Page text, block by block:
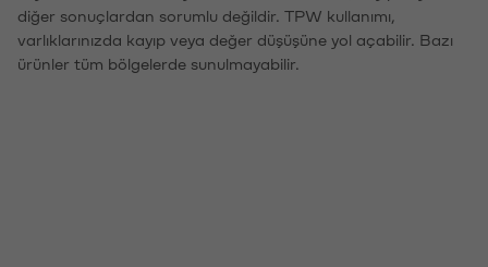
diğer sonuçlardan sorumlu değildir. TPW kullanımı,
varlıklarınızda kayıp veya değer düşüşüne yol açabilir. Bazı
ürünler tüm bölgelerde sunulmayabilir.